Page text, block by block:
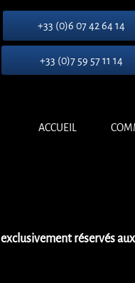
ACCUEIL
+33 (0)7 59 57 11 14
+33 (0)6 07 42 64 14
exclusivement réservés